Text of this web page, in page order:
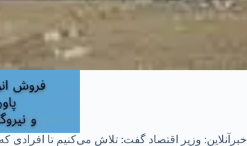
خبرآنلاین: وزیر اقتصاد گفت: تلاش می‌کنیم تا افرادی